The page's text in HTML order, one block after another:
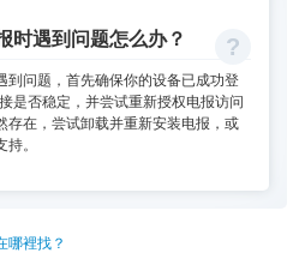
时遇到问题怎么办？
到问题，首先确保你的设备已成功登
是否稳定，并尝试重新授权电报访问
存在，尝试卸载并重新安装电报，或
。
哪裡找？